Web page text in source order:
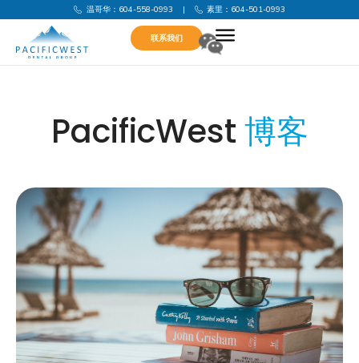
温哥华：604-558-0993 | 素里：604-501-0993
联系我们
PacificWest博客